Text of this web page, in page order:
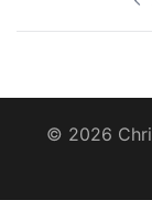
© 2026